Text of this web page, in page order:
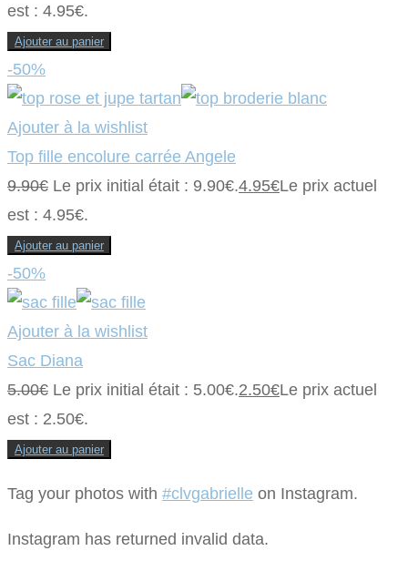
est : 4.95€.
Ajouter au panier
-50%
Ajouter à la wishlist
Top fille encolure carrée Angele
9.90€ Le prix initial était : 9.90€.4.95€Le prix actuel
est : 4.95€.
Ajouter au panier
-50%
Ajouter à la wishlist
Sac Diana
5.00€ Le prix initial était : 5.00€.2.50€Le prix actuel
est : 2.50€.
Ajouter au panier
Tag your photos with #clvgabrielle on Instagram.
Instagram has returned invalid data.